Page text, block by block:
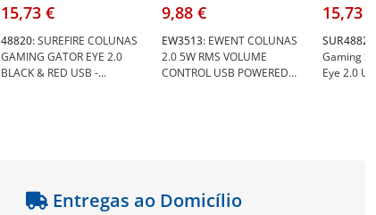
15,73 €
48820:SUREFIRE COLUNAS
GAMING GATOR EYE 2.0
BLACK & RED USB -
9,88 €
EW3513: EWENT COLUNAS
2.0 5W RMS VOLUME
CONTROL USB POWERED
15,73 €
Gaming
Eye 2.0
Entregas ao Domicílio